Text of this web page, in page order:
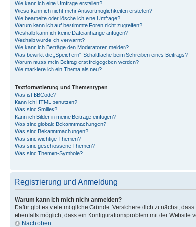
Wie kann ich eine Umfrage erstellen?
Wieso kann ich nicht mehr Antwortmöglichkeiten erstellen?
Wie bearbeite oder lösche ich eine Umfrage?
Warum kann ich auf bestimmte Foren nicht zugreifen?
Weshalb kann ich keine Dateianhänge anfügen?
Weshalb wurde ich verwarnt?
Wie kann ich Beiträge den Moderatoren melden?
Was bewirkt die „Speichern“-Schaltfläche beim Schreiben eines Beitrags?
Warum muss mein Beitrag erst freigegeben werden?
Wie markiere ich ein Thema als neu?
Textformatierung und Thementypen
Was ist BBCode?
Kann ich HTML benutzen?
Was sind Smilies?
Kann ich Bilder in meine Beiträge einfügen?
Was sind globale Bekanntmachungen?
Was sind Bekanntmachungen?
Was sind wichtige Themen?
Was sind geschlossene Themen?
Was sind Themen-Symbole?
Registrierung und Anmeldung
Warum kann ich mich nicht anmelden?
Dafür gibt es viele mögliche Gründe. Versichere dich zunächst,
ebenfalls möglich, dass ein Konfigurationsproblem mit der Website
Nach oben